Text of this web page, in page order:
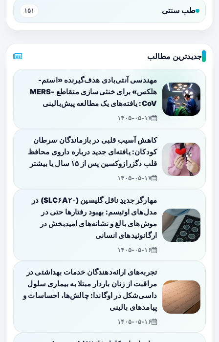
طب سنتی ۱۵۱
جدیدترین مطالب
مهندسی آنتی‌بادی هدف‌گیرنده «استم-
هلکس» برای خنثی‌سازی متقاطع MERS-
CoV: یافته‌های یک مطالعه پیش‌بالینی
۱۴۰۵-۰۵-۱۷
کاهش آسیب قلبی در بازماندگان سرطان
کودکان: یافته‌ای جدید درباره داروی محافظ
قلب دگزرازوکسین پس از ۱۵ سال یا بیشتر
۱۴۰۵-۰۵-۱۷
مهارگر جدیدِ ناقل گلیسین (SLC۶A۲۰) در
مدل‌های اوتیسم: بهبود رفتارها حتی در
موش‌های بالغ و نشانه‌های امیدبخش در
ارگانوئیدهای انسانی
۱۴۰۵-۰۵-۱۶
تجربه‌های ارائه‌دهندگان خدمات بهداشتی در
مراقبت از زنان باردار مبتلا به بیماری سلول
داسی‌شکل در اوگاندا: چالش‌ها، احساسات و
پیامدهای بالینی
۱۴۰۵-۰۵-۱۶